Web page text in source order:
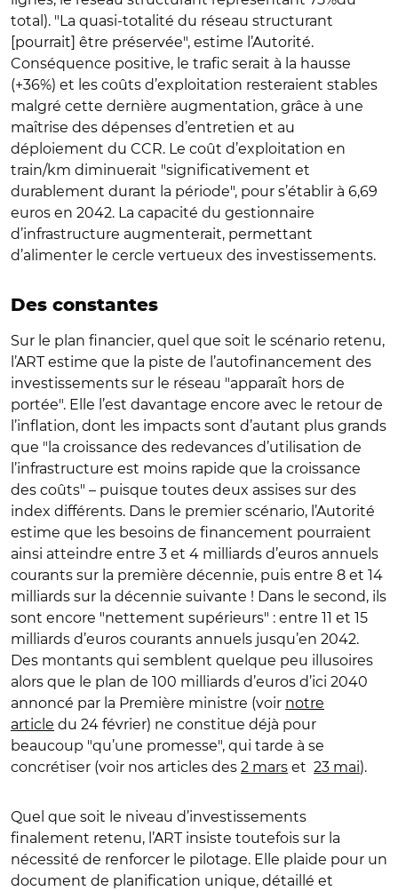
total). "La quasi-totalité du réseau structurant
[pourrait] être préservée", estime l’Autorité.
Conséquence positive, le trafic serait à la hausse
(+36%) et les coûts d’exploitation resteraient stables
malgré cette dernière augmentation, grâce à une
maîtrise des dépenses d’entretien et au
déploiement du CCR. Le coût d’exploitation en
train/km diminuerait "significativement et
durablement durant la période", pour s’établir à 6,69
euros en 2042. La capacité du gestionnaire
d’infrastructure augmenterait, permettant
d’alimenter le cercle vertueux des investissements.
Des constantes
Sur le plan financier, quel que soit le scénario retenu,
l’ART estime que la piste de l’autofinancement des
investissements sur le réseau "apparaît hors de
portée". Elle l’est davantage encore avec le retour de
l’inflation, dont les impacts sont d’autant plus grands
que "la croissance des redevances d’utilisation de
l’infrastructure est moins rapide que la croissance
des coûts" – puisque toutes deux assises sur des
index différents. Dans le premier scénario, l’Autorité
estime que les besoins de financement pourraient
ainsi atteindre entre 3 et 4 milliards d’euros annuels
courants sur la première décennie, puis entre 8 et 14
milliards sur la décennie suivante ! Dans le second, ils
sont encore "nettement supérieurs" : entre 11 et 15
milliards d’euros courants annuels jusqu’en 2042.
Des montants qui semblent quelque peu illusoires
alors que le plan de 100 milliards d’euros d’ici 2040
annoncé par la Première ministre (voir notre
article du 24 février) ne constitue déjà pour
beaucoup "qu’une promesse", qui tarde à se
concrétiser (voir nos articles des 2 mars et 23 mai).
Quel que soit le niveau d’investissements
finalement retenu, l’ART insiste toutefois sur la
nécessité de renforcer le pilotage. Elle plaide pour un
document de planification unique, détaillé et